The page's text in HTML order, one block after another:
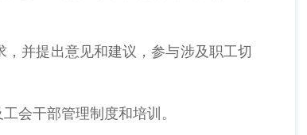
并提出意见和建议，参与涉及职工切
会干部管理制度和培训。